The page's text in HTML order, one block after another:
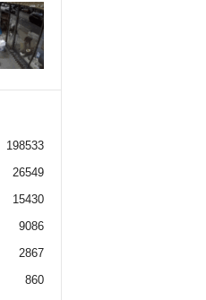
198533
26549
15430
9086
2867
860